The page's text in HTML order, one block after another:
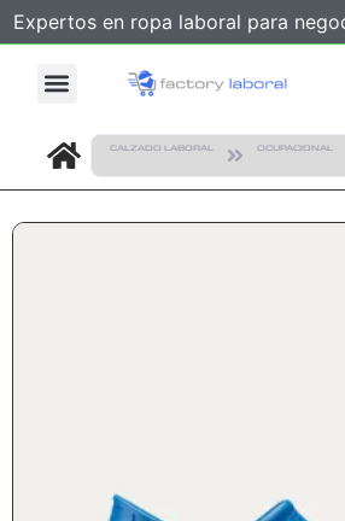
Expertos en ropa laboral para
CALZADO LABORAL OCUPACIONAL